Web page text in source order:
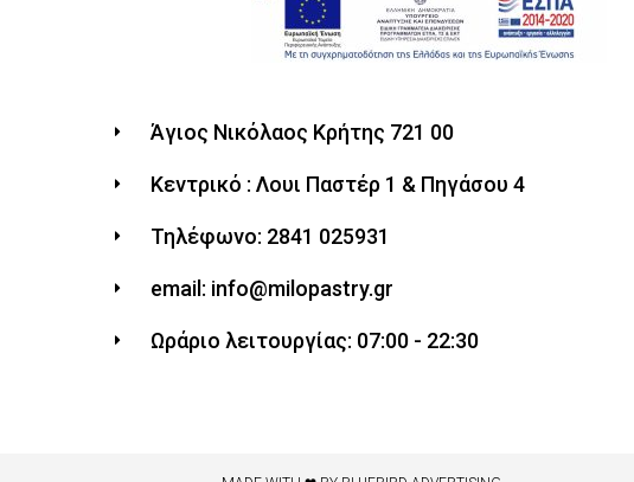
Άγιος Νικόλαος Κρήτης 721 00
Κεντρικό : Λουι Παστέρ 1 & Πηγάσου 4
Τηλέφωνο: 2841 025931
email: info@milopastry.gr
Ωράριο λειτουργίας: 07:00 - 22:30